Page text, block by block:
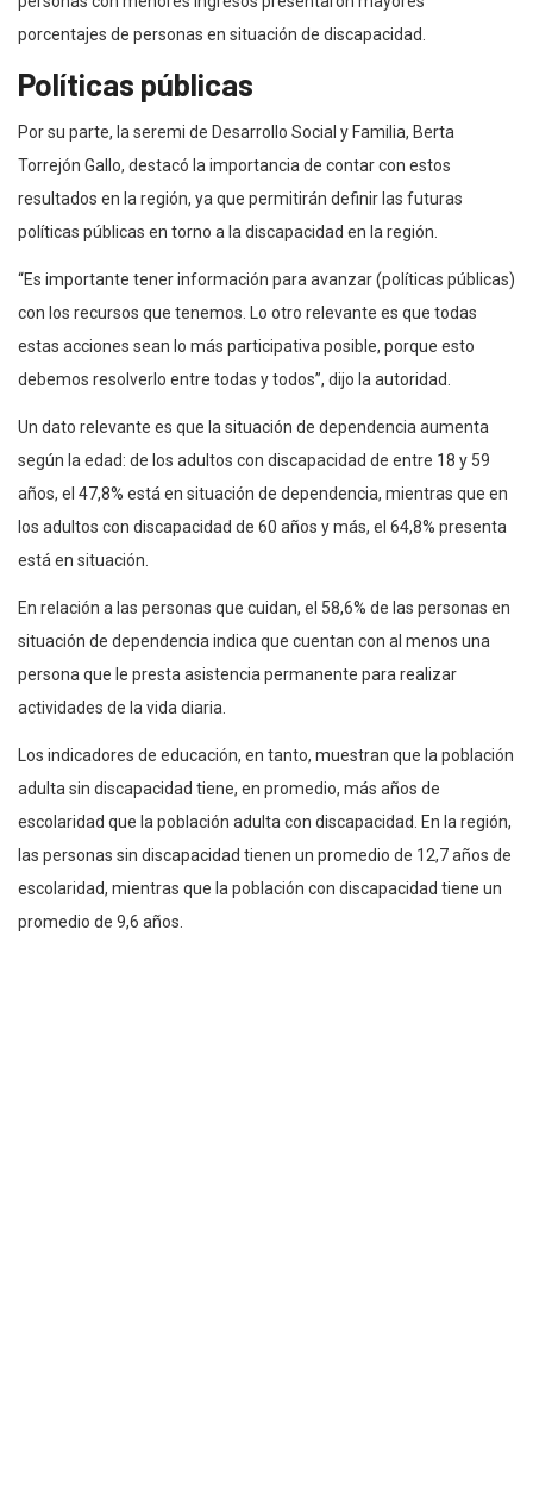
porcentajes de personas en situación de discapacidad.
Políticas públicas
Por su parte, la seremi de Desarrollo Social y Familia, Berta
Torrejón Gallo, destacó la importancia de contar con estos
resultados en la región, ya que permitirán definir las futuras
políticas públicas en torno a la discapacidad en la región.
“Es importante tener información para avanzar (políticas públicas)
con los recursos que tenemos. Lo otro relevante es que todas
estas acciones sean lo más participativa posible, porque esto
debemos resolverlo entre todas y todos”, dijo la autoridad.
Un dato relevante es que la situación de dependencia aumenta
según la edad: de los adultos con discapacidad de entre 18 y 59
años, el 47,8% está en situación de dependencia, mientras que en
los adultos con discapacidad de 60 años y más, el 64,8% presenta
está en situación.
En relación a las personas que cuidan, el 58,6% de las personas en
situación de dependencia indica que cuentan con al menos una
persona que le presta asistencia permanente para realizar
actividades de la vida diaria.
Los indicadores de educación, en tanto, muestran que la población
adulta sin discapacidad tiene, en promedio, más años de
escolaridad que la población adulta con discapacidad. En la región,
las personas sin discapacidad tienen un promedio de 12,7 años de
escolaridad, mientras que la población con discapacidad tiene un
promedio de 9,6 años.